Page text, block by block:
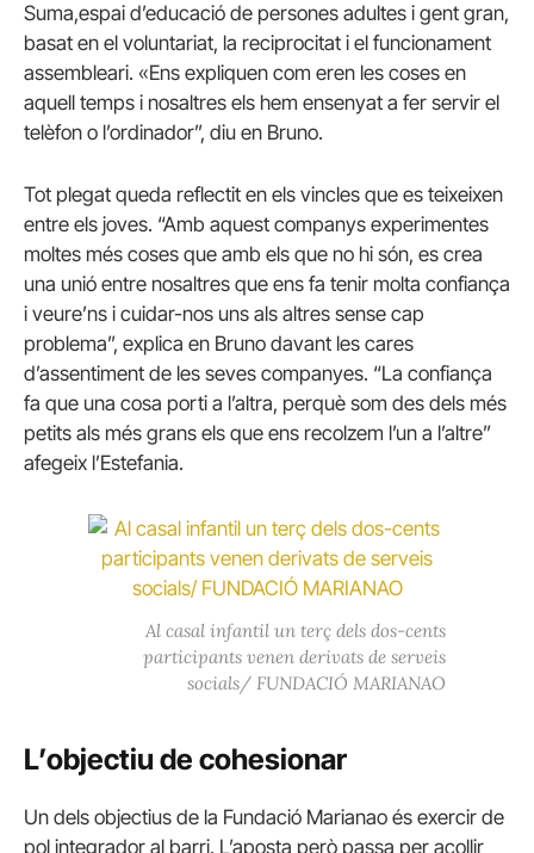
Suma,espai d’educació de persones adultes i gent gran,
basat en el voluntariat, la reciprocitat i el funcionament
assembleari. «Ens expliquen com eren les coses en
aquell temps i nosaltres els hem ensenyat a fer servir el
telèfon o l’ordinador”, diu en Bruno.
Tot plegat queda reflectit en els vincles que es teixeixen
entre els joves. “Amb aquest companys experimentes
moltes més coses que amb els que no hi són, es crea
una unió entre nosaltres que ens fa tenir molta confiança
i veure’ns i cuidar-nos uns als altres sense cap
problema”, explica en Bruno davant les cares
d’assentiment de les seves companyes. “La confiança
fa que una cosa porti a l’altra, perquè som des dels més
petits als més grans els que ens recolzem l’un a l’altre”
afegeix l’Estefania.
Al casal infantil un terç dels dos-cents
participants venen derivats de serveis
socials/ FUNDACIÓ MARIANAO
L’objectiu de cohesionar
Un dels objectius de la Fundació Marianao és exercir de
pol integrador al barri. L’aposta però passa per acollir